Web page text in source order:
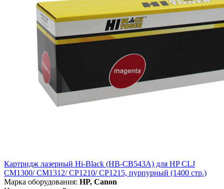
Картридж лазерный Hi-Black (HB-CB543A) для HP CLJ
CM1300/ CM1312/ CP1210/ CP1215, пурпурный (1400 стр.)
Марка оборудования: HP, Canon